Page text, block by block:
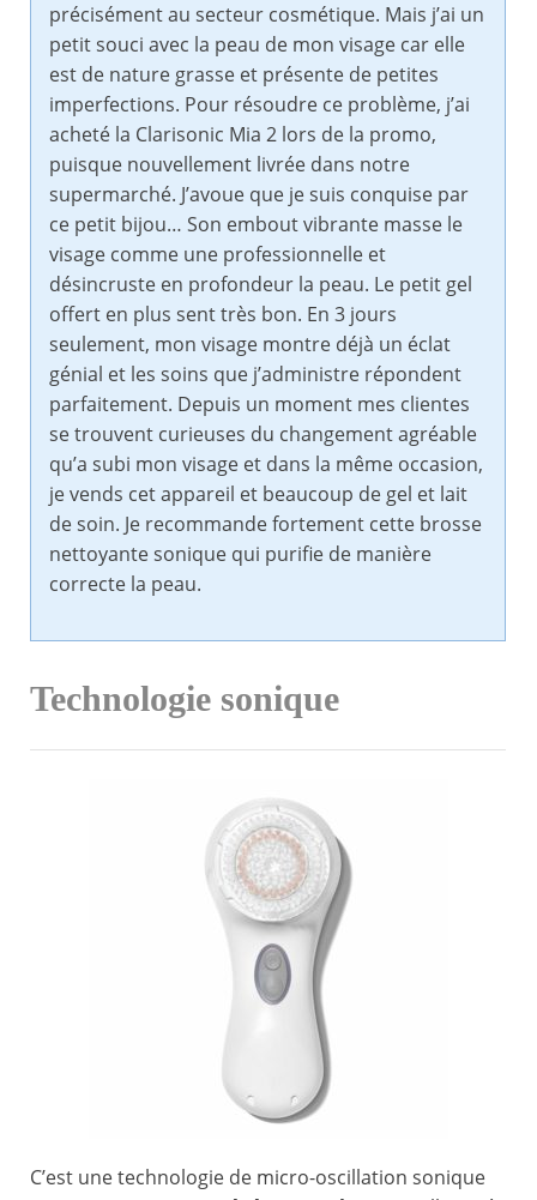
précisément au secteur cosmétique. Mais j’ai un
petit souci avec la peau de mon visage car elle
est de nature grasse et présente de petites
imperfections. Pour résoudre ce problème, j’ai
acheté la Clarisonic Mia 2 lors de la promo,
puisque nouvellement livrée dans notre
supermarché. J’avoue que je suis conquise par
ce petit bijou… Son embout vibrante masse le
visage comme une professionnelle et
désincruste en profondeur la peau. Le petit gel
offert en plus sent très bon. En 3 jours
seulement, mon visage montre déjà un éclat
génial et les soins que j’administre répondent
parfaitement. Depuis un moment mes clientes
se trouvent curieuses du changement agréable
qu’a subi mon visage et dans la même occasion,
je vends cet appareil et beaucoup de gel et lait
de soin. Je recommande fortement cette brosse
nettoyante sonique qui purifie de manière
correcte la peau.
Technologie sonique
C’est une technologie de micro-oscillation sonique